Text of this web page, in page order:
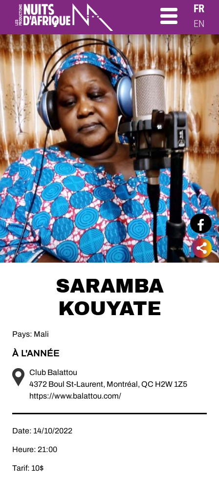
FR
EN
SARAMBA
KOUYATE
Pays: Mali
À L'ANNÉE
Club Balattou
4372 Boul St-Laurent, Montréal, QC H2W 1Z5
https://www.balattou.com/
Date: 14/10/2022
Heure: 21:00
Tarif: 10$